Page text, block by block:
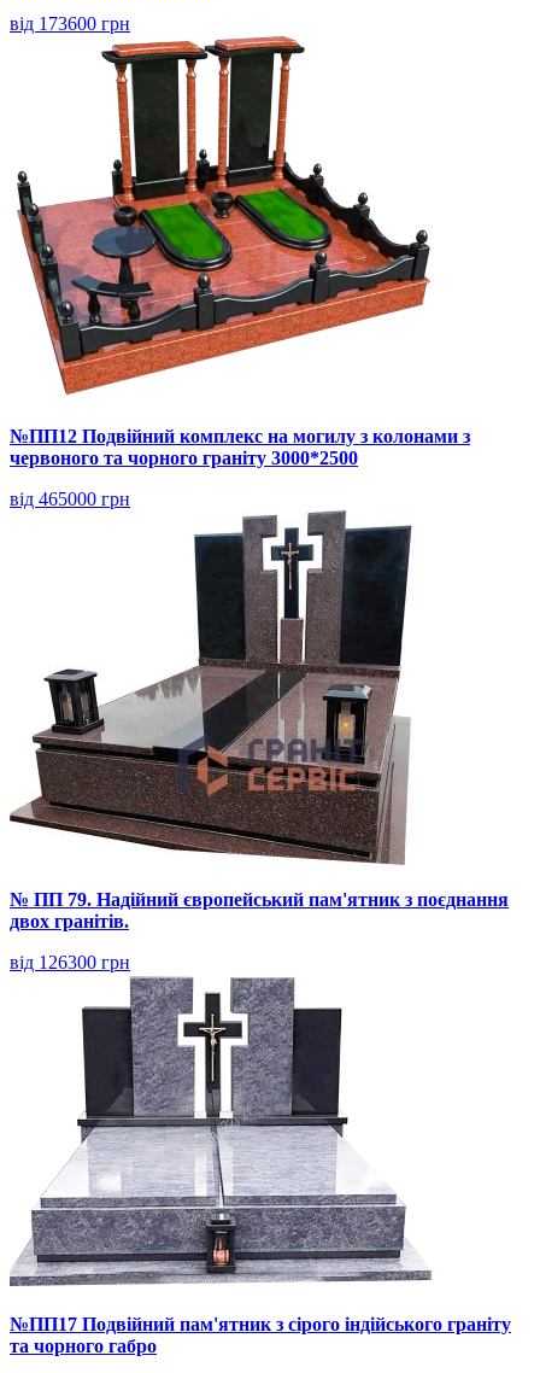
від 173600 грн
№ПП12 Подвійний комплекс на могилу з колонами з
червоного та чорного граніту 3000*2500
від 465000 грн
№ ПП 79. Надійний європейський пам'ятник з поєднання
двох гранітів.
від 126300 грн
№ПП17 Подвійний пам'ятник з сірого індійського граніту
та чорного габро